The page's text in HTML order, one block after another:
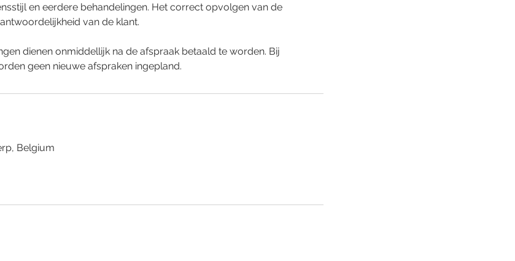
en eerdere behandelingen. Het correct opvolgen van de
van de klant.
dienen onmiddellijk na de afspraak betaald te worden. Bij
geen nieuwe afspraken ingepland.
Belgium